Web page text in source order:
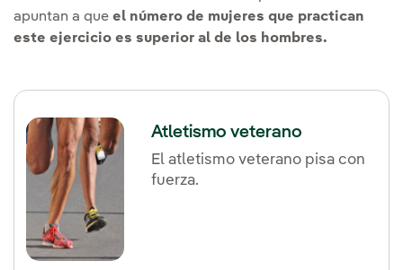
apuntan a que el número de mujeres que practican
este ejercicio es superior al de los hombres.
Atletismo veterano
El atletismo veterano pisa con
fuerza.